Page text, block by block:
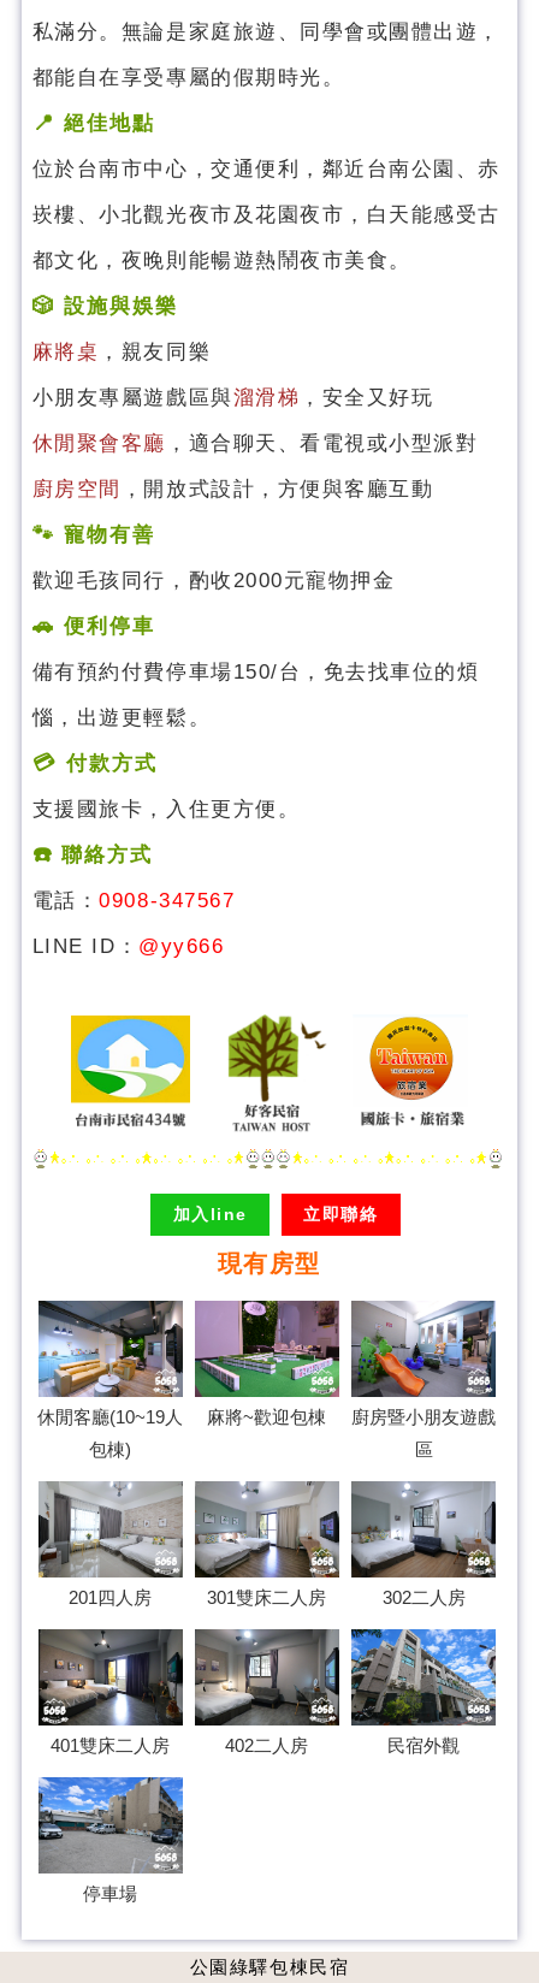
私滿分。無論是家庭旅遊、同學會或團體出遊，
都能自在享受專屬的假期時光。
📍 絕佳地點
位於台南市中心，交通便利，鄰近台南公園、赤
崁樓、小北觀光夜市及花園夜市，白天能感受古
都文化，夜晚則能暢遊熱鬧夜市美食。
🎲 設施與娛樂
麻將桌 ，親友同樂
小朋友專屬遊戲區與溜滑梯 ，安全又好玩
休閒聚會客廳 ，適合聊天、看電視或小型派對
廚房空間 ，開放式設計，方便與客廳互動
🐾 寵物有善
歡迎毛孩同行，酌收2000元寵物押金
🚗 便利停車
備有預約付費停車場150/台 ，免去找車位的煩
惱，出遊更輕鬆。
💳 付款方式
支援國旅卡，入住更方便。
☎️ 聯絡方式
電話：0908-347567
LINE ID： @yy666
加入line 立即聯絡
現有房型
休閒客廳(10~19人
包棟)
麻將~歡迎包棟
廚房暨小朋友遊戲
區
201四人房 301雙床二人房 302二人房
401雙床二人房 402二人房 民宿外觀
停車場
公園綠驛包棟民宿